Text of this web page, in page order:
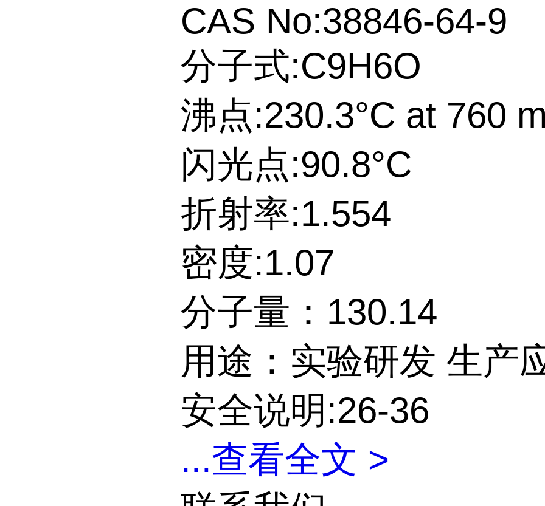
CAS No:38846-64-9
分子式:C9H6O
沸点:230.3°C at 760
闪光点:90.8°C
折射率:1.554
密度:1.07
分子量：130.14
用途：实验研发 生产
安全说明:26-36
...查看全文 >